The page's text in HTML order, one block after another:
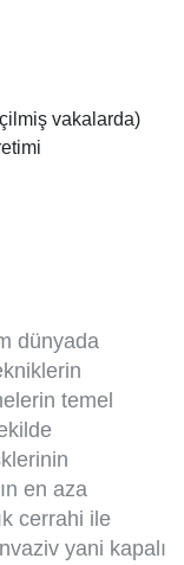
vakalarda)
dünyada
temel
en aza
cerrahi ile
yani kapalı